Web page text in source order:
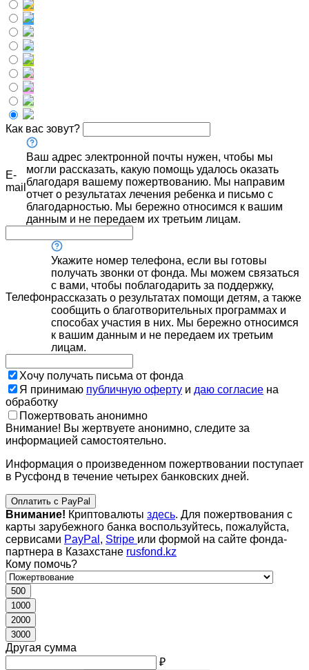
Как вас зовут?
E-
mail
Ваш адрес электронной почты нужен, чтобы мы
могли рассказать, какую помощь удалось оказать
благодаря вашему пожертвованию. Мы направим
отчет о результатах лечения ребенка и письмо с
благодарностью. Мы бережно относимся к вашим
данным и не передаем их третьим лицам.
Телефон
Укажите номер телефона, если вы готовы
получать звонки от фонда. Мы можем связаться
с вами, чтобы поблагодарить за поддержку,
рассказать о результатах помощи детям, а также
сообщить о благотворительных программах и
способах участия в них. Мы бережно относимся
к вашим данным и не передаем их третьим
лицам.
Хочу получать письма от фонда
Я принимаю публичную оферту и даю согласие на
обработку
Пожертвовать анонимно
Внимание! Вы жертвуете анонимно, следите за
информацией самостоятельно.
Информация о произведенном пожертвовании поступает
в Русфонд в течение четырех банковских дней.
Оплатить с PayPal
Внимание! Криптовалюты здесь. Для пожертвования с
карты зарубежного банка воспользуйтесь, пожалуйста,
сервисами PayPal , Stripe или формой на сайте фонда-
партнера в Казахстане rusfond.kz
Кому помочь?
500
1000
2000
3000
Другая сумма
₽